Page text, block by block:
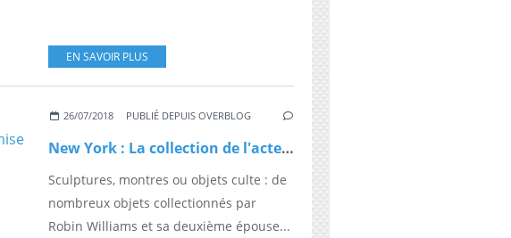
EN SAVOIR PLUS
26/07/2018 PUBLIÉ DEPUIS OVERBLOG
New York : La collection de l'acteur Robin Williams va être mise aux enchères en octobre
Sculptures, montres ou objets culte : de
nombreux objets collectionnés par
Robin Williams et sa deuxième épouse...